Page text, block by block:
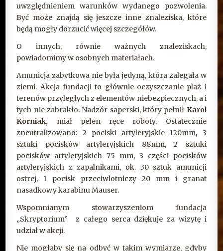
uwzględnieniem warunków wydanego pozwolenia.
Być może znajdą się jeszcze inne znaleziska, które
będą mogły dorzucić więcej szczegółów.
O innych, równie ważnych znaleziskach,
powiadomimy w osobnych materiałach.
Amunicja zabytkowa nie była jedyną, która zalegała w
ziemi. Akcja fundacji to głównie oczyszczanie plaż i
terenów przyległych z elementów niebezpiecznych, a i
tych nie zabrakło. Nadzór saperski, który pełnił Karol
Korniak, miał pełen ręce roboty. Ostatecznie
zneutralizowano: 2 pociski artyleryjskie 120mm, 3
sztuki pocisków artyleryjskich 88mm, 2 sztuki
pocisków artyleryjskich 75 mm, 3 części pocisków
artyleryjskich z zapalnikami, ok. 30 sztuk amunicji
ostrej, 1 pocisk przeciwlotniczy 20 mm i granat
nasadkowy karabinu Mauser.
Wspomnianym stowarzyszeniom fundacja
„Skryptorium” z całego serca dziękuje za wizytę i
udział w akcji.
Nie mogłaby się na odbyć w takim wymiarze, gdyby